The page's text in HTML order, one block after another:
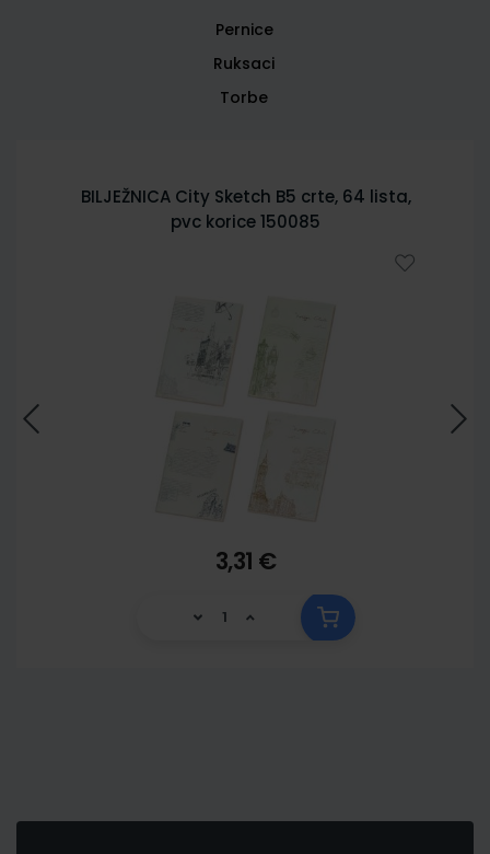
Pernice
Ruksaci
Torbe
BILJEŽNICA City Sketch B5 crte, 64 lista,
pvc korice 150085
3,31 €